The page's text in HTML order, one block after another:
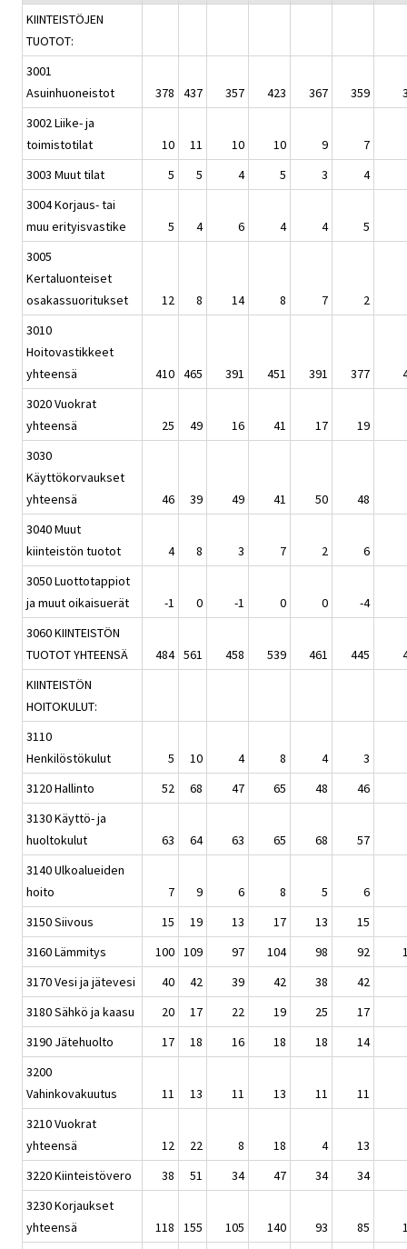
KIINTEISTÖJEN
TUOTOT:
3001
Asuinhuoneistot
378 437 357 423 367 359
3002 Liike- ja
toimistotilat
10 11 10 10 9
7
3003 Muut tilat
5 5 4 5 3
4
3004 Korjaus- tai
muu erityisvastike
5 4 6 4 4
5
3005
Kertaluonteiset
osakassuoritukset
12 8 14 8 7
2
3010
Hoitovastikkeet
yhteensä
410 465 391 451 391 377
3020 Vuokrat
yhteensä
25 49 16 41 17
19
3030
Käyttökorvaukset
yhteensä
46 39 49 41 50
48
3040 Muut
kiinteistön tuotot
4 8 3 7 2
6
3050 Luottotappiot
ja muut oikaisuerät
-1 0 -1 0 0
-4
3060 KIINTEISTÖN
TUOTOT YHTEENSÄ
484 561 458 539 461 445
KIINTEISTÖN
HOITOKULUT:
3110
Henkilöstökulut
5 10 4 8 4
3
3120 Hallinto
52 68 47 65 48
46
3130 Käyttö- ja
huoltokulut
63 64 63 65 68
57
3140 Ulkoalueiden
hoito
7 9 6 8 5
6
3150 Siivous
15 19 13 17 13
15
3160 Lämmitys
100 109 97 104 98 92
3170 Vesi ja jätevesi
40 42 39 42 38
42
3180 Sähkö ja kaasu
20 17 22 19 25
17
3190 Jätehuolto
17 18 16 18 18
14
3200
Vahinkovakuutus
11 13 11 13 11
11
3210 Vuokrat
yhteensä
12 22 8 18 4
13
3220 Kiinteistövero
38 51 34 47 34
34
3230 Korjaukset
yhteensä
118 155 105 140 93 85